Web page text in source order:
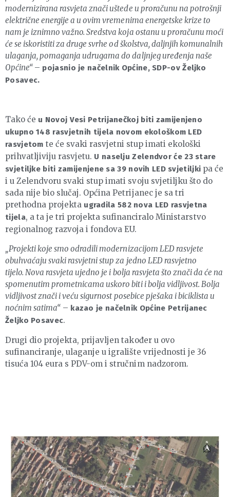
modernizirana rasvjeta znači uštede u proračunu na potrošnji
električne energije a u ovim vremenima energetske krize to
nam je iznimno važno. Sredstva koja ostanu u proračunu moći
će se iskoristiti za druge svrhe od školstva, daljnjih komunalnih
ulaganja, pomaganja udrugama do daljnjeg uređenja naše
Općine“ – pojasnio je načelnik Općine, SDP-ov Željko
Posavec.
Tako će u Novoj Vesi Petrijanečkoj biti zamijenjeno
ukupno 148 rasvjetnih tijela novom ekološkom LED
rasvjetom te će svaki rasvjetni stup imati ekološki
prihvatljiviju rasvjetu. U naselju Zelendvor će 23 stare
svjetiljke biti zamijenjene sa 39 novih LED svjetiljki pa će
i u Zelendvoru svaki stup imati svoju svjetiljku što do
sada nije bio slučaj. Općina Petrijanec je sa tri
prethodna projekta ugradila 582 nova LED rasvjetna
tijela, a ta je tri projekta sufinanciralo Ministarstvo
regionalnog razvoja i fondova EU.
„Projekti koje smo odradili modernizacijom LED rasvjete
obuhvaćaju svaki rasvjetni stup za jedno LED rasvjetno
tijelo. Nova rasvjeta ujedno je i bolja rasvjeta što znači da će na
spomenutim prometnicama uskoro biti i bolja vidljivost. Bolja
vidljivost znači i veću sigurnost posebice pješaka i biciklista u
noćnim satima“ – kazao je načelnik Općine Petrijanec
Željko Posavec.
Drugi dio projekta, prijavljen također u ovo
sufinanciranje, ulaganje u igralište vrijednosti je 36
tisuća 104 eura s PDV-om i stručnim nadzorom.